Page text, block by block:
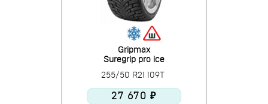
Gripmax
Suregrip pro ice
255/50 R21 109T
27 670 ₽